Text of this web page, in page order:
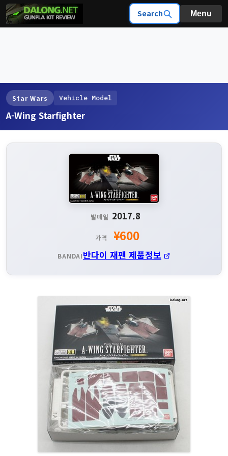
Search Menu
Star Wars Vehicle Model
A-Wing Starfighter
발매일 2017.8
가격 ¥600
BANDAI반다이 재팬 제품정보